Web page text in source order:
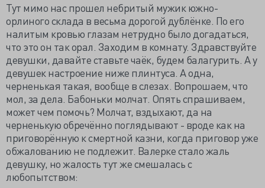
Тут мимо нас прошел небритый мужик южно-
орлиного склада в весьма дорогой дублёнке. По его
налитым кровью глазам нетрудно было догадаться,
что это он так орал. Заходим в комнату. Здравствуйте
девушки, давайте ставьте чаёк, будем балагурить. А у
девушек настроение ниже плинтуса. А одна,
черненькая такая, вообще в слезах. Вопрошаем, что
мол, за дела. Бабоньки молчат. Опять спрашиваем,
может чем помочь? Молчат, вздыхают, да на
черненькую обречённо поглядывают - вроде как на
приговорённую к смертной казни, когда приговор уже
обжалованию не подлежит. Валерке стало жаль
девушку, но жалость тут же смешалась с
любопытством: